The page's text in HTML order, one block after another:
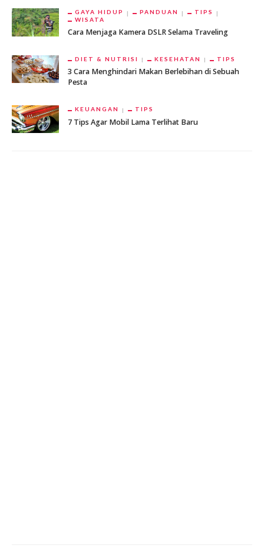
GAYA HIDUP PANDUAN
TIPS
WISATA
Cara Menjaga Kamera DSLR Selama Traveling
DIET & NUTRISI KESEHATAN TIPS
3 Cara Menghindari Makan Berlebihan di Sebuah
Pesta
KEUANGAN TIPS
7 Tips Agar Mobil Lama Terlihat Baru